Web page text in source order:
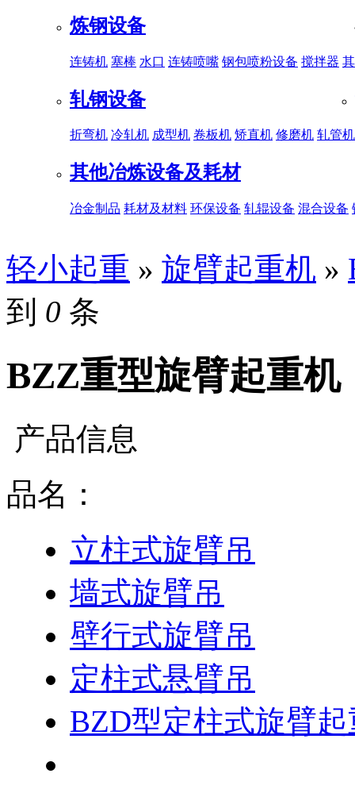
炼钢设备
连铸机 塞棒 水口 连铸喷嘴 钢包喷粉设备 搅拌器
轧钢设备
折弯机 冷轧机 成型机 卷板机 矫直机 修磨机 轧管机
其他冶炼设备及耗材
冶金制品 耗材及材料 环保设备 轧辊设备 混合设备
轻小起重 » 旋臂起重机 »
到 0 条
BZZ重型旋臂起重机
产品信息
品名：
立柱式旋臂吊
墙式旋臂吊
壁行式旋臂吊
定柱式悬臂吊
BZD型定柱式旋臂